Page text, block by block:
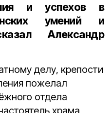
и успехов в
умений и
Александр
делу, крепости
пожелал
отдела
храма